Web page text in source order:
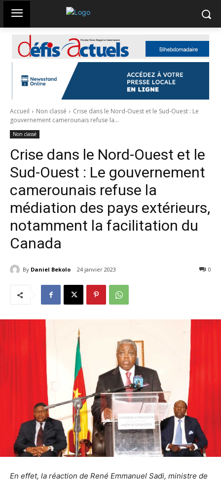
Accueil Non classé
Crise dans le Nord-Ouest et le Sud-Ouest : Le
gouvernement camerounais refuse la...
Non classé
Crise dans le Nord-Ouest et le
Sud-Ouest : Le gouvernement
camerounais refuse la
médiation des pays extérieurs,
notamment la facilitation du
Canada
By Daniel Bekolo 24 janvier 2023 0
En effet, la réaction de René Emmanuel Sadi, ministre de